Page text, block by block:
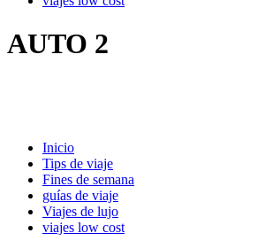
AUTO 2
Inicio
Tips de viaje
Fines de semana
guías de viaje
Viajes de lujo
viajes low cost